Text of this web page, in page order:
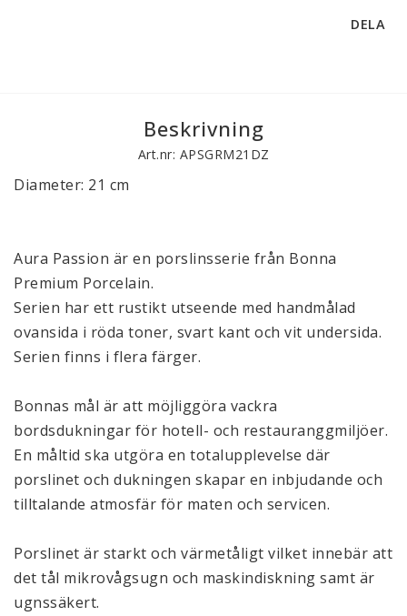
DELA
Beskrivning
Art.nr: APSGRM21DZ
Diameter: 21 cm
Aura Passion är en porslinsserie från Bonna
Premium Porcelain.
Serien har ett rustikt utseende med handmålad
ovansida i röda toner, svart kant och vit undersida.
Serien finns i flera färger.
Bonnas mål är att möjliggöra vackra
bordsdukningar för hotell- och restauranggmiljöer.
En måltid ska utgöra en totalupplevelse där
porslinet och dukningen skapar en inbjudande och
tilltalande atmosfär för maten och servicen.
Porslinet är starkt och värmetåligt vilket innebär att
det tål mikrovågsugn och maskindiskning samt är
ugnssäkert.